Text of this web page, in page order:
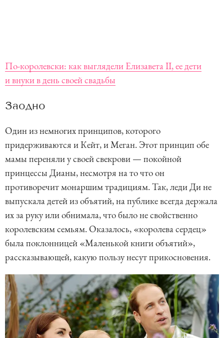
По-королевски: как выглядели Елизавета II, ее дети
и внуки в день своей свадьбы
Заодно
Один из немногих принципов, которого
придерживаются и Кейт, и Меган. Этот принцип обе
мамы переняли у своей свекрови — покойной
принцессы Дианы, несмотря на то что он
противоречит монаршим традициям. Так, леди Ди не
выпускала детей из объятий, на публике всегда держала
их за руку или обнимала, что было не свойственно
королевским семьям. Оказалось, «королева сердец»
была поклонницей «Маленькой книги объятий»,
рассказывающей, какую пользу несут прикосновения.